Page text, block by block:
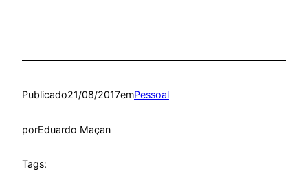
Publicado21/08/2017emPessoal
porEduardo Maçan
Tags: